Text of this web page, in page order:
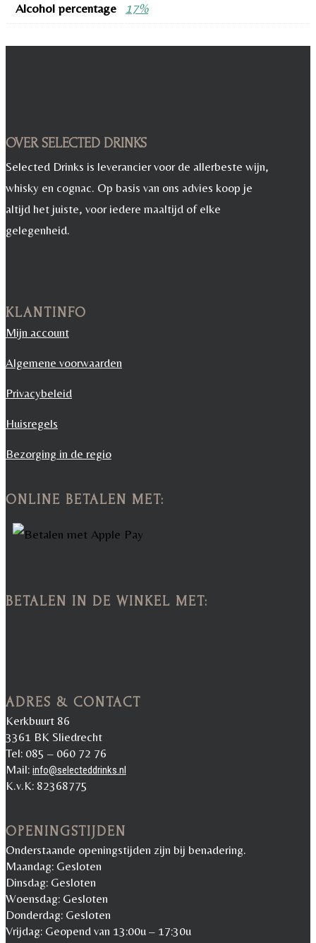
Alcohol percentage 17%
OVER SELECTED DRINKS
Selected Drinks is leverancier voor de allerbeste wijn,
whisky en cognac. Op basis van ons advies koop je
altijd het juiste, voor iedere maaltijd of elke
gelegenheid.
KLANTINFO
Mijn account
Algemene voorwaarden
Privacybeleid
Huisregels
Bezorging in de regio
ONLINE BETALEN MET:
BETALEN IN DE WINKEL MET:
ADRES & CONTACT
Kerkbuurt 86
3361 BK Sliedrecht
Tel: 085 – 060 72 76
Mail: info@selecteddrinks.nl
K.v.K: 82368775
OPENINGSTIJDEN
Onderstaande openingstijden zijn bij benadering.
Maandag: Gesloten
Dinsdag: Gesloten
Woensdag: Gesloten
Donderdag: Gesloten
Vrijdag: Geopend van 13:00u – 17:30u